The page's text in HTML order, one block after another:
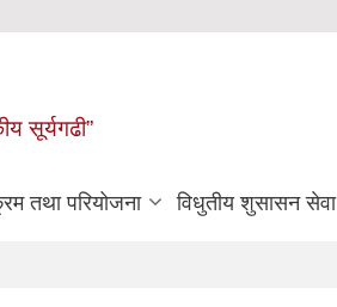
सूर्यगढी”
तथा परियोजना विधुतीय शुसासन सेवा